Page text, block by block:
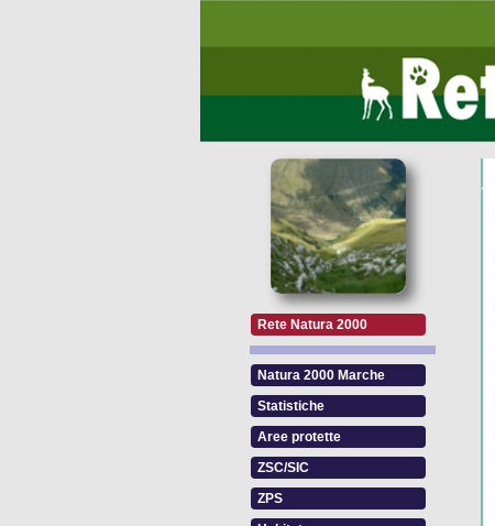
Rete Natura 2000
Natura 2000 Marche
Statistiche
Aree protette
ZSC/SIC
ZPS